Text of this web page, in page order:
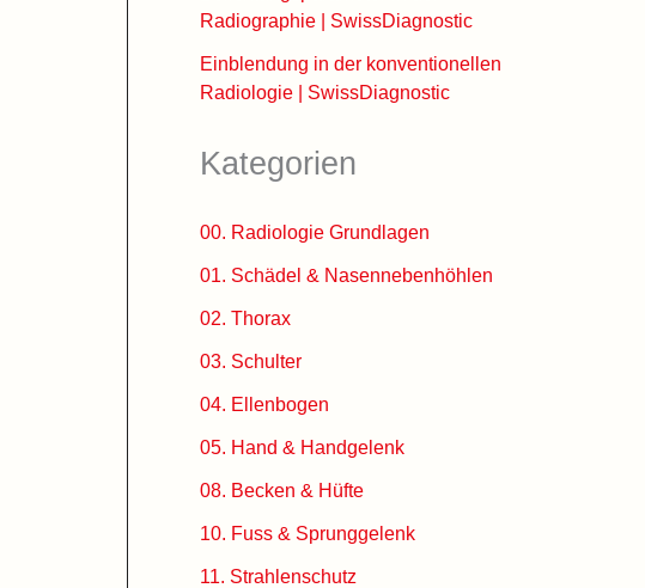
Radiographie | SwissDiagnostic
Einblendung in der konventionellen
Radiologie | SwissDiagnostic
Kategorien
00. Radiologie Grundlagen
01. Schädel & Nasennebenhöhlen
02. Thorax
03. Schulter
04. Ellenbogen
05. Hand & Handgelenk
08. Becken & Hüfte
10. Fuss & Sprunggelenk
11. Strahlenschutz